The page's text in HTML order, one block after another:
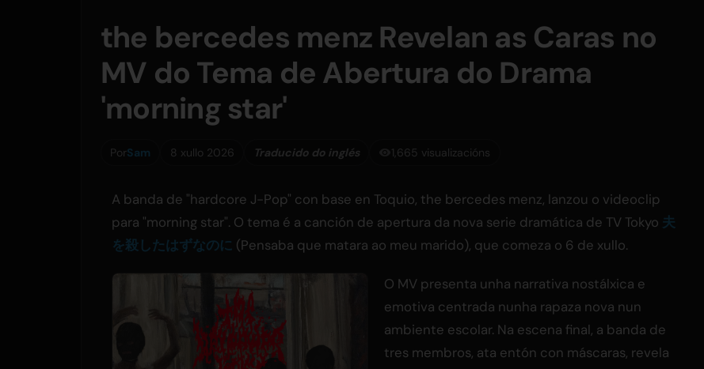
the bercedes menz Revelan as Caras no
MV do Tema de Abertura do Drama
'morning star'
PorSam 8 xullo 2026 Traducido do inglés 1,665 visualizacións
A banda de "hardcore J-Pop" con base en Toquio, the bercedes menz, lanzou o videoclip
para "morning star". O tema é a canción de apertura da nova serie dramática de TV Tokyo 夫
を殺したはずなのに (Pensaba que matara ao meu marido), que comeza o 6 de xullo.
O MV presenta unha narrativa nostálxica e
emotiva centrada nunha rapaza nova nun
ambiente escolar. Na escena final, a banda de
tres membros, ata entón con máscaras, revela